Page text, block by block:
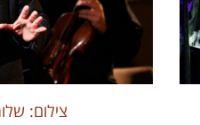
צילום: שלומי פינטו